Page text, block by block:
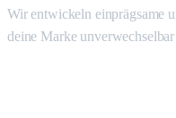
Wir entwickeln einprägsame
deine Marke